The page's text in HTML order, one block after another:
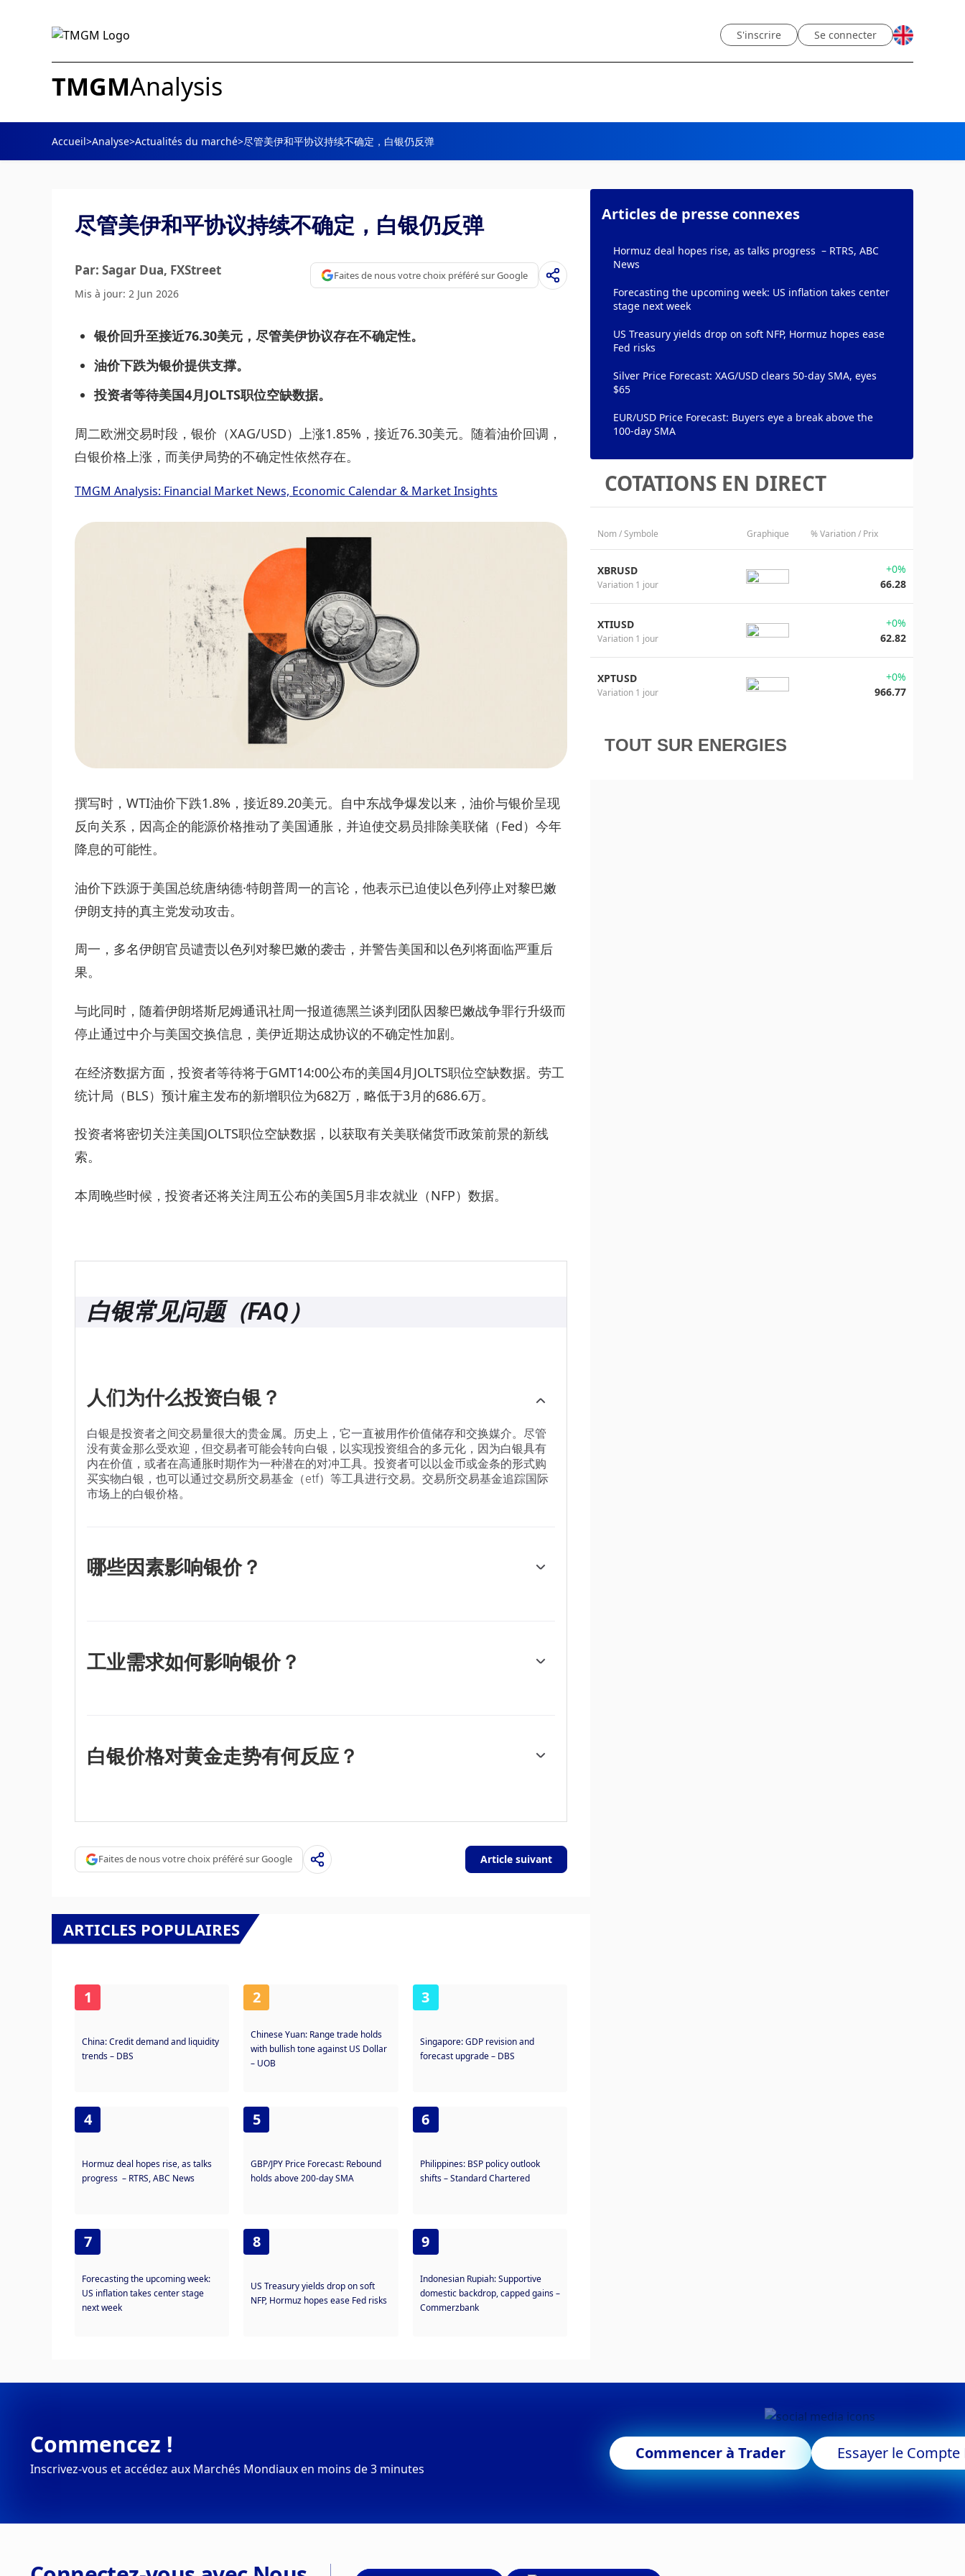
S'inscrire Se connecter
TMGMAnalysis
Accueil>Analyse>Actualités du marché>尽管美伊和平协议持续不确定，白银仍反弹
尽管美伊和平协议持续不确定，白银仍反弹
Par: Sagar Dua, FXStreet
Mis à jour: 2 Jun 2026
Faites de nous votre choix préféré sur Google
银价回升至接近76.30美元，尽管美伊协议存在不确定性。
油价下跌为银价提供支撑。
投资者等待美国4月JOLTS职位空缺数据。
周二欧洲交易时段，银价（XAG/USD）上涨1.85%，接近76.30美元。随着油价回调，
白银价格上涨，而美伊局势的不确定性依然存在。
TMGM Analysis: Financial Market News, Economic Calendar & Market Insights
撰写时，WTI油价下跌1.8%，接近89.20美元。自中东战争爆发以来，油价与银价呈现
反向关系，因高企的能源价格推动了美国通胀，并迫使交易员排除美联储（Fed）今年
降息的可能性。
油价下跌源于美国总统唐纳德·特朗普周一的言论，他表示已迫使以色列停止对黎巴嫩
伊朗支持的真主党发动攻击。
周一，多名伊朗官员谴责以色列对黎巴嫩的袭击，并警告美国和以色列将面临严重后
果。
与此同时，随着伊朗塔斯尼姆通讯社周一报道德黑兰谈判团队因黎巴嫩战争罪行升级而
停止通过中介与美国交换信息，美伊近期达成协议的不确定性加剧。
在经济数据方面，投资者等待将于GMT14:00公布的美国4月JOLTS职位空缺数据。劳工
统计局（BLS）预计雇主发布的新增职位为682万，略低于3月的686.6万。
投资者将密切关注美国JOLTS职位空缺数据，以获取有关美联储货币政策前景的新线
索。
本周晚些时候，投资者还将关注周五公布的美国5月非农就业（NFP）数据。
白银常见问题（FAQ）
人们为什么投资白银？
白银是投资者之间交易量很大的贵金属。历史上，它一直被用作价值储存和交换媒介。尽管
没有黄金那么受欢迎，但交易者可能会转向白银，以实现投资组合的多元化，因为白银具有
内在价值，或者在高通胀时期作为一种潜在的对冲工具。投资者可以以金币或金条的形式购
买实物白银，也可以通过交易所交易基金（etf）等工具进行交易。交易所交易基金追踪国际
市场上的白银价格。
哪些因素影响银价？
（XAG/USD）定价的。美元走强往往会抑制银价上涨，而美元走弱则可能会推高银价。其他
因素，如投资需求、采矿供应（白银比黄金丰富得多）和回收率也会影响价格。
工业需求如何影响银价？
部门在各种工艺中使用白银；在印度，消费者对黄金珠宝的需求也在决定金价方面发挥了关
键作用。
白银价格对黄金走势有何反应？
助于确定两种金属之间的相对估值。一些投资者可能认为高比率是白银被低估或黄金被高估
Faites de nous votre choix préféré sur Google Article suivant
ARTICLES POPULAIRES
1
China: Credit demand and liquidity
trends – DBS
2
Chinese Yuan: Range trade holds
with bullish tone against US Dollar
– UOB
3
Singapore: GDP revision and
forecast upgrade – DBS
4
Hormuz deal hopes rise, as talks
progress – RTRS, ABC News
5
GBP/JPY Price Forecast: Rebound
holds above 200-day SMA
6
Philippines: BSP policy outlook
shifts – Standard Chartered
7
Forecasting the upcoming week:
US inflation takes center stage
next week
8
US Treasury yields drop on soft
NFP, Hormuz hopes ease Fed risks
9
Indonesian Rupiah: Supportive
domestic backdrop, capped gains –
Commerzbank
Articles de presse connexes
Hormuz deal hopes rise, as talks progress – RTRS, ABC
News
Forecasting the upcoming week: US inflation takes center
stage next week
US Treasury yields drop on soft NFP, Hormuz hopes ease
Fed risks
Silver Price Forecast: XAG/USD clears 50-day SMA, eyes
$65
EUR/USD Price Forecast: Buyers eye a break above the
100-day SMA
COTATIONS EN DIRECT
Nom / Symbole Graphique % Variation / Prix
XBRUSD
Variation 1 jour
+0%
66.28
XTIUSD
Variation 1 jour
+0%
62.82
XPTUSD
Variation 1 jour
+0%
966.77
TOUT SUR ENERGIES
Commencez !
Inscrivez-vous et accédez aux Marchés Mondiaux en moins de 3 minutes
Commencer à Trader Essayer le